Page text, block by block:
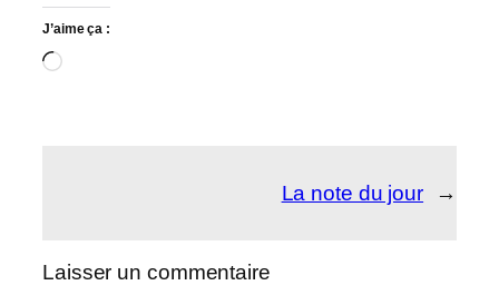
J’aime ça :
Chargement…
La note du jour →
Laisser un commentaire